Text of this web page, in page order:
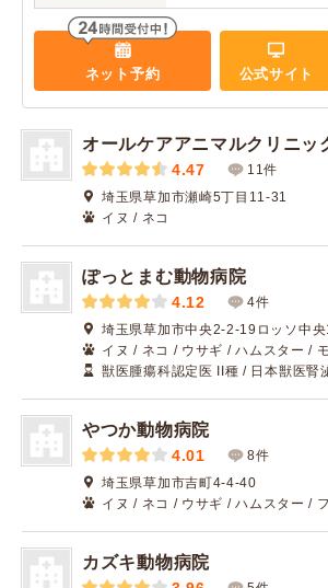
ネット予約 公式サイト
オールケアアニマルクリニッ
4.47
11件
埼玉県草加市瀬崎5丁目11-31
イヌ / ネコ
ぽっとまむ動物病院
4.12
4件
埼玉県草加市中央2-2-19ロッソ中
イヌ / ネコ / ウサギ / ハムスター /
獣医腫瘍科認定医 II種 / 日本獣医腎
やつか動物病院
4.01
8件
埼玉県草加市吉町4-4-40
イヌ / ネコ / ウサギ / ハムスター /
カズキ動物病院